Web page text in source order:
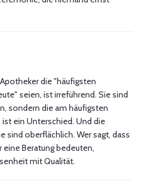
die "häufigsten
seien, ist irreführend. Sie sind
sondern die am häufigsten
ist ein Unterschied. Und die
sind oberflächlich. Wer sagt, dass
eine Beratung bedeuten,
mit Qualität.